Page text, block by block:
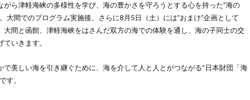
ら津軽海峡の多様性を学び、海の豊かさを守ろうとする心を持った”海の
大間でのプログラム実施後、さらに8月5日（土）には”おまけ”企画として
大間と函館、津軽海峡をはさんだ双方の海での体験を通し、海の子同士の交
いきます。
で美しい海を引き継ぐために、海を介して人と人とがつながる“日本財団「海
す。